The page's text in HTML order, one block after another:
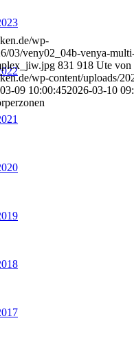
wp-
03/veny02_04b-venya-
831 918 Ute von
wp-content/uploads/
09 10:00:452026-03-10